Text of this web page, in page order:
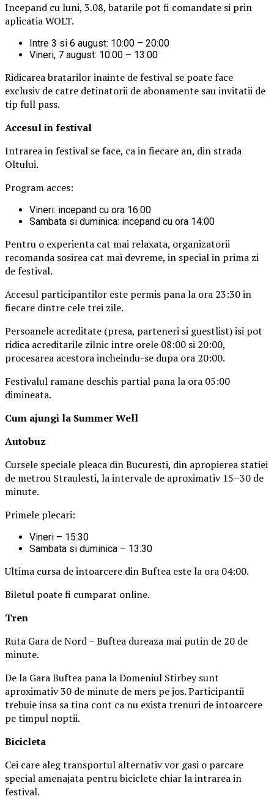
Incepand cu luni, 3.08, batarile pot fi comandate si prin
aplicatia WOLT.
Intre 3 si 6 august: 10:00 – 20:00
Vineri, 7 august: 10:00 – 13:00
Ridicarea bratarilor inainte de festival se poate face
exclusiv de catre detinatorii de abonamente sau invitatii de
tip full pass.
Accesul in festival
Intrarea in festival se face, ca in fiecare an, din strada
Oltului.
Program acces:
Vineri: incepand cu ora 16:00
Sambata si duminica: incepand cu ora 14:00
Pentru o experienta cat mai relaxata, organizatorii
recomanda sosirea cat mai devreme, in special in prima zi
de festival.
Accesul participantilor este permis pana la ora 23:30 in
fiecare dintre cele trei zile.
Persoanele acreditate (presa, parteneri si guestlist) isi pot
ridica acreditarile zilnic intre orele 08:00 si 20:00,
procesarea acestora incheindu-se dupa ora 20:00.
Festivalul ramane deschis partial pana la ora 05:00
dimineata.
Cum ajungi la Summer Well
Autobuz
Cursele speciale pleaca din Bucuresti, din apropierea statiei
de metrou Straulesti, la intervale de aproximativ 15–30 de
minute.
Primele plecari:
Vineri – 15:30
Sambata si duminica – 13:30
Ultima cursa de intoarcere din Buftea este la ora 04:00.
Biletul poate fi cumparat online.
Tren
Ruta Gara de Nord – Buftea dureaza mai putin de 20 de
minute.
De la Gara Buftea pana la Domeniul Stirbey sunt
aproximativ 30 de minute de mers pe jos. Participantii
trebuie insa sa tina cont ca nu exista trenuri de intoarcere
pe timpul noptii.
Bicicleta
Cei care aleg transportul alternativ vor gasi o parcare
special amenajata pentru biciclete chiar la intrarea in
festival.